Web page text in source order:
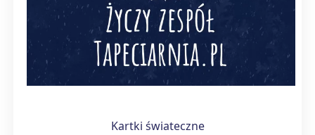
Kartki świateczne